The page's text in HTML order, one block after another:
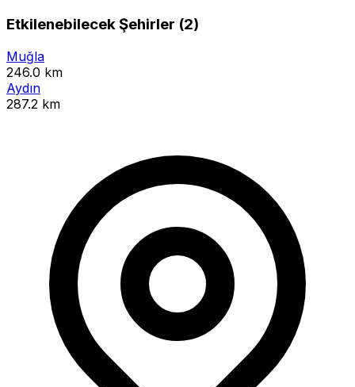
Etkilenebilecek Şehirler (2)
Muğla
246.0 km
Aydın
287.2 km